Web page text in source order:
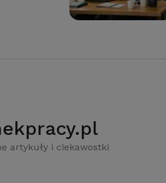
artykuły i ciekawostki